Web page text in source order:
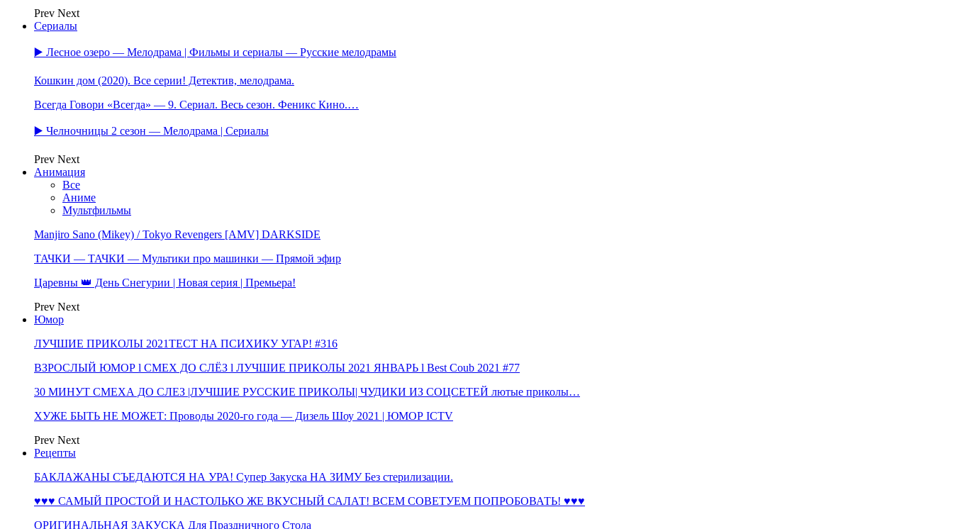
Prev Next
Сериалы
▶️ Лесное озеро — Мелодрама | Фильмы и сериалы — Русские мелодрамы
Кошкин дом (2020). Все серии! Детектив, мелодрама.
Всегда Говори «Всегда» — 9. Сериал. Весь сезон. Феникс Кино.…
▶️ Челночницы 2 сезон — Мелодрама | Сериалы
Prev Next
Анимация
Все
Аниме
Мультфильмы
Manjiro Sano (Mikey) / Tokyo Revengers [AMV] DARKSIDE
ТАЧКИ — ТАЧКИ — Мультики про машинки — Прямой эфир
Царевны 👑 День Снегурии | Новая серия | Премьера!
Prev Next
Юмор
ЛУЧШИЕ ПРИКОЛЫ 2021ТЕСТ НА ПСИХИКУ УГАР! #316
ВЗРОСЛЫЙ ЮМОР l СМЕХ ДО СЛЁЗ l ЛУЧШИЕ ПРИКОЛЫ 2021 ЯНВАРЬ l Best Coub 2021 #77
30 МИНУТ СМЕХА ДО СЛЕЗ |ЛУЧШИЕ РУССКИЕ ПРИКОЛЫ| ЧУДИКИ ИЗ СОЦСЕТЕЙ лютые приколы…
ХУЖЕ БЫТЬ НЕ МОЖЕТ: Проводы 2020-го года — Дизель Шоу 2021 | ЮМОР ICTV
Prev Next
Рецепты
БАКЛАЖАНЫ СЪЕДАЮТСЯ НА УРА! Супер Закуска НА ЗИМУ Без стерилизации.
♥♥♥ САМЫЙ ПРОСТОЙ И НАСТОЛЬКО ЖЕ ВКУСНЫЙ САЛАТ! ВСЕМ СОВЕТУЕМ ПОПРОБОВАТЬ! ♥♥♥
ОРИГИНАЛЬНАЯ ЗАКУСКА Для Праздничного Стола